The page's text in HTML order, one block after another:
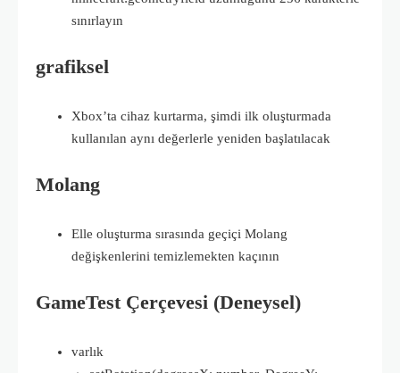
sınırlayın
grafiksel
Xbox’ta cihaz kurtarma, şimdi ilk oluşturmada
kullanılan aynı değerlerle yeniden başlatılacak
Molang
Elle oluşturma sırasında geçiçi Molang
değişkenlerini temizlemekten kaçının
GameTest Çerçevesi (Deneysel)
varlık